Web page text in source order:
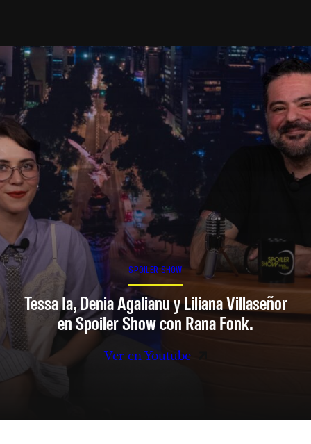
SPOILER SHOW
Tessa Ia, Denia Agalianu y Liliana Villaseñor
en Spoiler Show con Rana Fonk.
Ver en Youtube